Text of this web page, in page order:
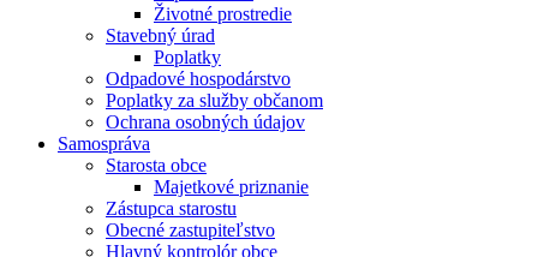
Životné prostredie
Stavebný úrad
Poplatky
Odpadové hospodárstvo
Poplatky za služby občanom
Ochrana osobných údajov
Samospráva
Starosta obce
Majetkové priznanie
Zástupca starostu
Obecné zastupiteľstvo
Hlavný kontrolór obce